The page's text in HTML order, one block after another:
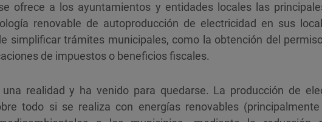
ofrece a los ayuntamientos y entidades locales las
renovable de autoproducción de electricidad en sus
simplificar trámites municipales, como la obtención del
de impuestos o beneficios fiscales.
realidad y ha venido para quedarse. La producción de
todo si se realiza con energías renovables